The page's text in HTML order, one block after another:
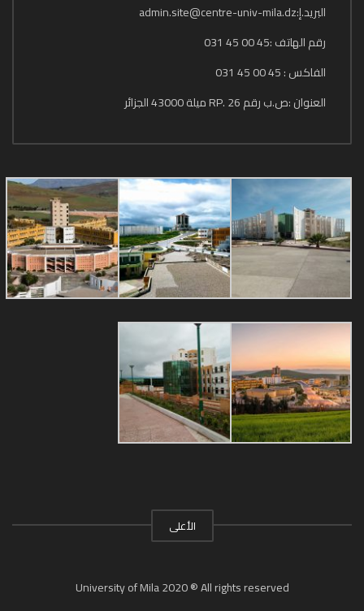
البريد.إ:admin.site@centre-univ-mila.dz
رقم الهاتف :45 00 45 031
الفاكس : 45 00 45 031
العنوان :ص.ب رقم 26 .RP ميلة 43000 الجزائر
الأعلى
University of Mila 2020 ® All rights reserved